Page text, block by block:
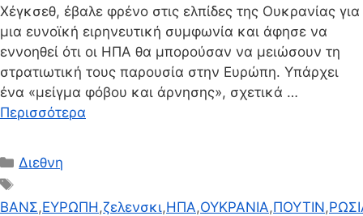
Χέγκσεθ, έβαλε φρένο στις ελπίδες της Ουκρανίας για
μια ευνοϊκή ειρηνευτική συμφωνία και άφησε να
εννοηθεί ότι οι ΗΠΑ θα μπορούσαν να μειώσουν τη
στρατιωτική τους παρουσία στην Ευρώπη. Υπάρχει
ένα «μείγμα φόβου και άρνησης», σχετικά …
Περισσότερα
Κατηγορίες
Διεθνη
ΒΑΝΣ,ΕΥΡΩΠΗ ,ζελενσκι,ΗΠΑ,ΟΥΚΡΑΝΙΑ,ΠΟΥΤΙΝ,